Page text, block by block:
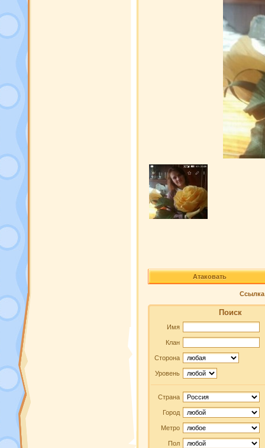
Атаковать
Ссылка
Поиск
Имя
Клан
Сторона
Уровень
Страна
Город
Метро
Пол